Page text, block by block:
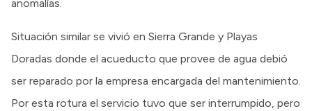
anomalías.
Situación similar se vivió en Sierra Grande y Playas
Doradas donde el acueducto que provee de agua debió
ser reparado por la empresa encargada del mantenimiento.
Por esta rotura el servicio tuvo que ser interrumpido, pero